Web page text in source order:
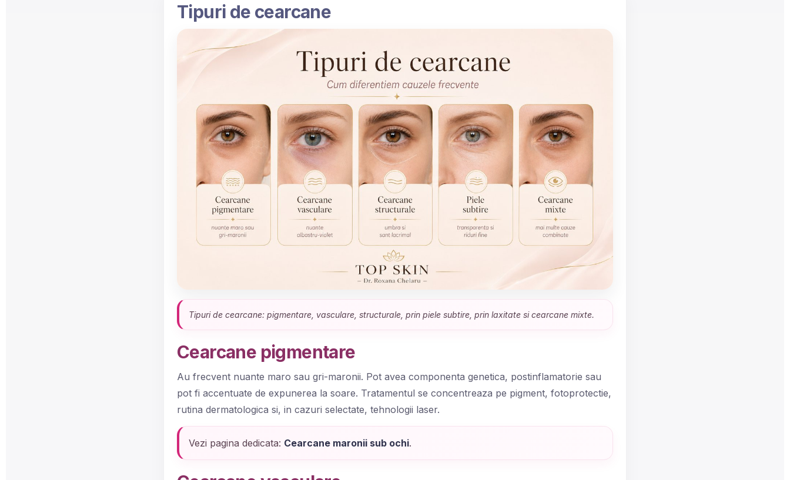
Tipuri de cearcane
Tipuri de cearcane: pigmentare, vasculare, structurale, prin piele subtire, prin laxitate si cearcane mixte.
Cearcane pigmentare
Au frecvent nuante maro sau gri-maronii. Pot avea componenta genetica, postinflamatorie sau
pot fi accentuate de expunerea la soare. Tratamentul se concentreaza pe pigment, fotoprotectie,
rutina dermatologica si, in cazuri selectate, tehnologii laser.
Vezi pagina dedicata: Cearcane maronii sub ochi.